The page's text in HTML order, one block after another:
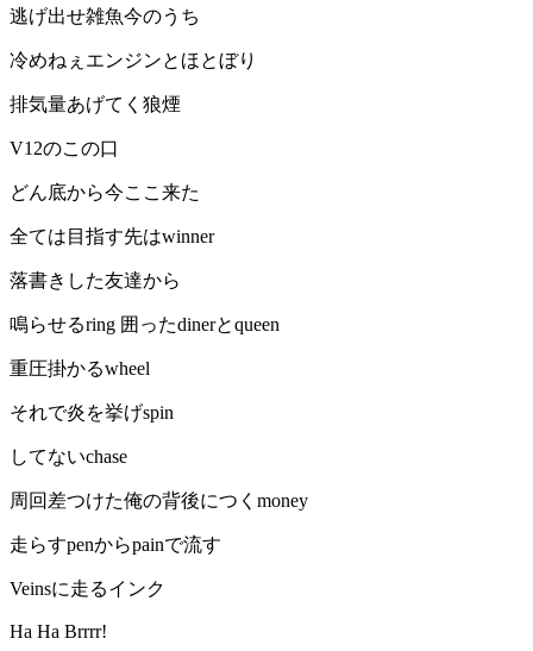
逃げ出せ雑魚今のうち
冷めねぇエンジンとほとぼり
排気量あげてく狼煙
V12のこの口
どん底から今ここ来た
全ては目指す先はwinner
落書きした友達から
鳴らせるring 囲ったdinerとqueen
重圧掛かるwheel
それで炎を挙げspin
してないchase
周回差つけた俺の背後につくmoney
走らすpenからpainで流す
Veinsに走るインク
Ha Ha Brrrr!